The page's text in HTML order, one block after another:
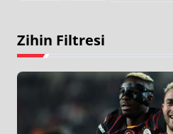
Zihin Filtresi